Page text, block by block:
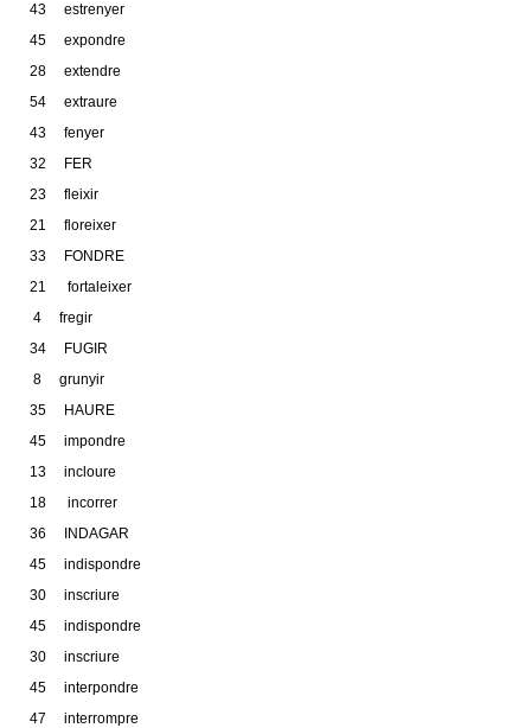
43 estrenyer
45 expondre
28 extendre
54 extraure
43 fenyer
32 FER
23 fleixir
21 floreixer
33 FONDRE
21 fortaleixer
4 fregir
34 FUGIR
8 grunyir
35 HAURE
45 impondre
13 incloure
18 incorrer
36 INDAGAR
45 indispondre
30 inscriure
45 indispondre
30 inscriure
45 interpondre
47 interrompre